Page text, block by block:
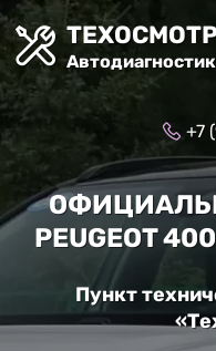
+7
PEUGEOT
Пункт